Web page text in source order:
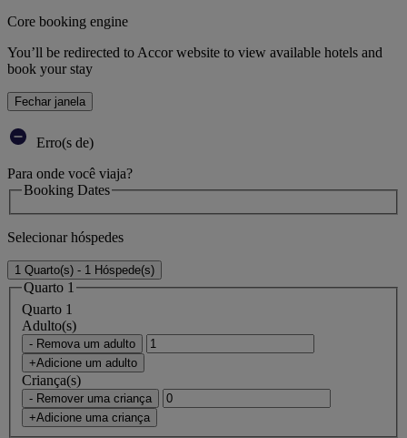
Core booking engine
You’ll be redirected to Accor website to view available hotels and
book your stay
Fechar janela
Erro(s de)
Para onde você viaja?
Booking Dates
Selecionar hóspedes
1 Quarto(s) - 1 Hóspede(s)
Quarto 1
Quarto 1
Adulto(s)
- Remova um adulto
+Adicione um adulto
Criança(s)
- Remover uma criança
+Adicione uma criança